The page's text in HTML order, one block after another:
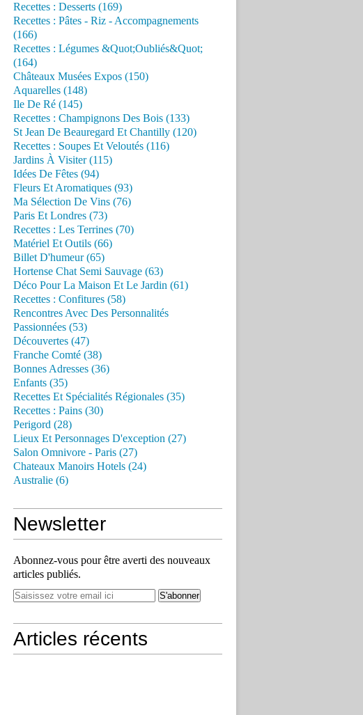
Recettes : Desserts (169)
Recettes : Pâtes - Riz - Accompagnements
(166)
Recettes : Légumes &Quot;Oubliés&Quot;
(164)
Châteaux Musées Expos (150)
Aquarelles (148)
Ile De Ré (145)
Recettes : Champignons Des Bois (133)
St Jean De Beauregard Et Chantilly (120)
Recettes : Soupes Et Veloutés (116)
Jardins À Visiter (115)
Idées De Fêtes (94)
Fleurs Et Aromatiques (93)
Ma Sélection De Vins (76)
Paris Et Londres (73)
Recettes : Les Terrines (70)
Matériel Et Outils (66)
Billet D'humeur (65)
Hortense Chat Semi Sauvage (63)
Déco Pour La Maison Et Le Jardin (61)
Recettes : Confitures (58)
Rencontres Avec Des Personnalités
Passionnées (53)
Découvertes (47)
Franche Comté (38)
Bonnes Adresses (36)
Enfants (35)
Recettes Et Spécialités Régionales (35)
Recettes : Pains (30)
Perigord (28)
Lieux Et Personnages D'exception (27)
Salon Omnivore - Paris (27)
Chateaux Manoirs Hotels (24)
Australie (6)
Newsletter
Abonnez-vous pour être averti des nouveaux
articles publiés.
Articles récents